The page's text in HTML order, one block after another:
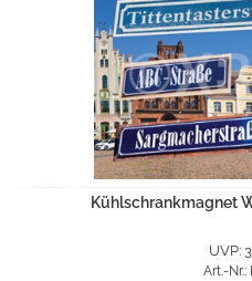
Kühlschrankmagnet
UVP:
Art.-Nr.: